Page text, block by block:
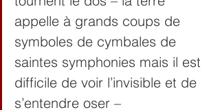
appelle à grands coups de
symboles de cymbales de
saintes symphonies mais il est
difficile de voir l’invisible et de
s’entendre oser –